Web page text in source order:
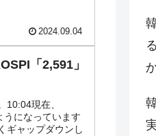
2024.09.04
「2,591」
10:04現在、
うになっています
ギャップダウンし